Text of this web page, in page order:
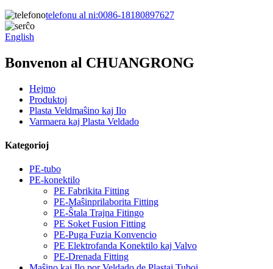
telefonu al ni:0086-18180897627
English
Bonvenon al CHUANGRONG
Hejmo
Produktoj
Plasta Veldmaŝino kaj Ilo
Varmaera kaj Plasta Veldado
Kategorioj
PE-tubo
PE-konektilo
PE Fabrikita Fitting
PE-Maŝinprilaborita Fitting
PE-Ŝtala Trajna Fitingo
PE Soket Fusion Fitting
PE-Puga Fuzia Konvencio
PE Elektrofanda Konektilo kaj Valvo
PE-Drenada Fitting